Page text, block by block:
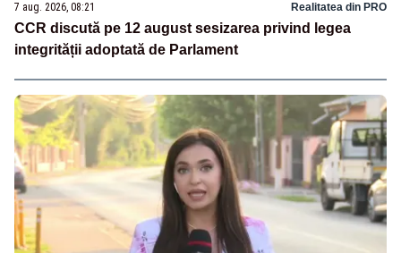
7 aug. 2026, 08:21 Realitatea din PRO
CCR discută pe 12 august sesizarea privind legea
integrității adoptată de Parlament